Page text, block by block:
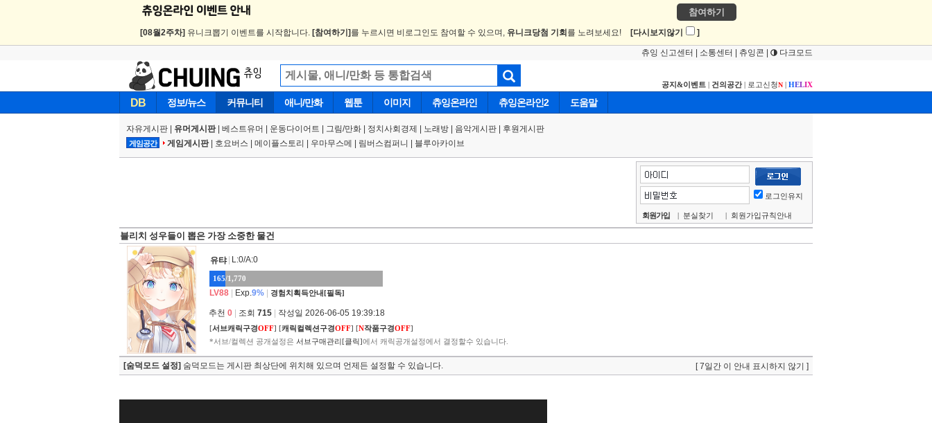
참여하기
[08월2주차] 유니크뽑기 이벤트를 시작합니다. [참여하기] 를 누르시면 비로그인도 참여할 수 있으며, 유니크당첨 기회 를 노려보세요! [다시보지않기 ]
츄잉 신고센터 소통센터 츄잉콘 다크모드
공지&이벤트 | 건의공간| 로고신청N | HELIX
DB 정보/뉴스 커뮤니티 애니/만화 웹툰 이미지 츄잉온라인 츄잉온라인2 도움말
자유게시판 유머게시판| 베스트유머 운동다이어트 | 그림/만화 정치사회경제 노래방 음악게시판 후원게시판
게임공간 게임게시판| 호요버스 메이플스토리 우마무스메 림버스컴퍼니 블루아카이브
로그인유지
회원가입 | 분실찾기 | 회원가입규칙안내
블리치 성우들이 뽑은 가장 소중한 물건
유탸 L:0/A:0
165/1,770
LV88 Exp.9% 경험치획득안내[필독]
추천 0 조회 715 작성일 2026-06-05 19:39:18
[서브캐릭구경OFF] [캐릭컬렉션구경OFF] [N작품구경OFF]
*서브/컬렉션 공개설정은 서브구매관리[클릭]에서 캐릭공개설정에서 결정할수 있습니다.
[숨덕모드 설정] 숨덕모드는 게시판 최상단에 위치해 있으며 언제든 설정할 수 있습니다. [ 7일간 이 안내 표시하지 않기 ]